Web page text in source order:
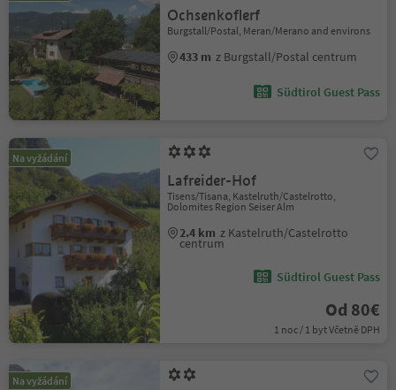
Ochsenkoflerf
Burgstall/Postal, Meran/Merano and environs
433 m z Burgstall/Postal centrum
Südtirol Guest Pass
Na vyžádání
Lafreider-Hof
Tisens/Tisana, Kastelruth/Castelrotto,
Dolomites Region Seiser Alm
2.4 km z Kastelruth/Castelrotto
centrum
Südtirol Guest Pass
Od 80€
1 noc / 1 byt Včetně DPH
Na vyžádání